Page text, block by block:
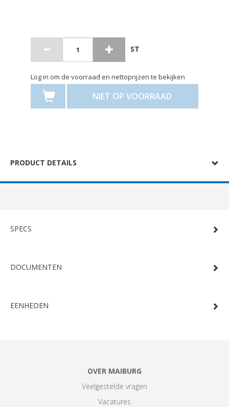
ST
Log in om de voorraad en nettoprijzen te bekijken
NIET OP VOORRAAD
PRODUCT DETAILS
SPECS
DOCUMENTEN
EENHEDEN
OVER MAIBURG
Veelgestelde vragen
Vacatures